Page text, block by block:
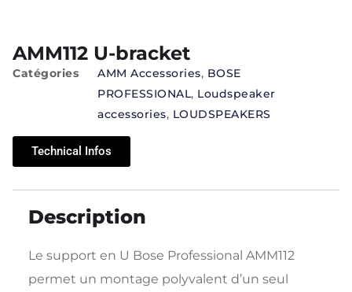
AMM112 U-bracket
Catégories AMM Accessories, BOSE
PROFESSIONAL, Loudspeaker
accessories, LOUDSPEAKERS
Technical Infos
Description
Le support en U Bose Professional AMM112
permet un montage polyvalent d’un seul